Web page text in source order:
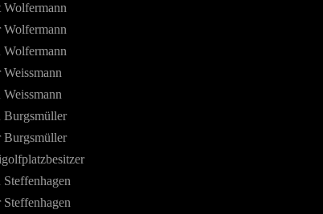
Wolfermann
Wolfermann
Weissmann
Burgsmüller
Burgsmüller
Steffenhagen
Steffenhagen